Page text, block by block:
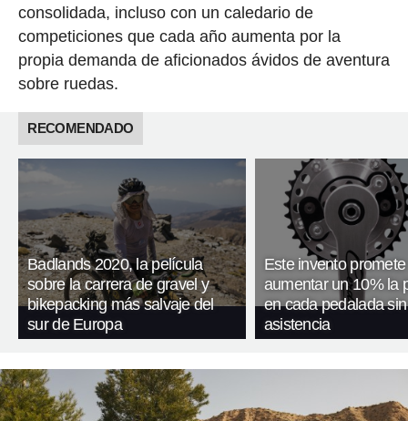
consolidada, incluso con un caledario de
competiciones que cada año aumenta por la
propia demanda de aficionados ávidos de aventura
sobre ruedas.
RECOMENDADO
Badlands 2020, la película
sobre la carrera de gravel y
bikepacking más salvaje del
sur de Europa
Este invento promete
aumentar un 10% la
en cada pedalada sin
asistencia